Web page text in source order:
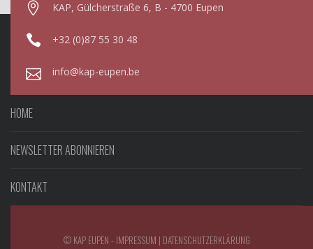
KAP, Gülcherstraße 6, B - 4700 Eupen
+32 (0)87 55 30 48
info@kap-eupen.be
HOME
NEWSLETTER ABONNIEREN
KONTAKT
© KAP EUPEN - IMPRESSUM | DATENSCHUTZERKLÄRUNG